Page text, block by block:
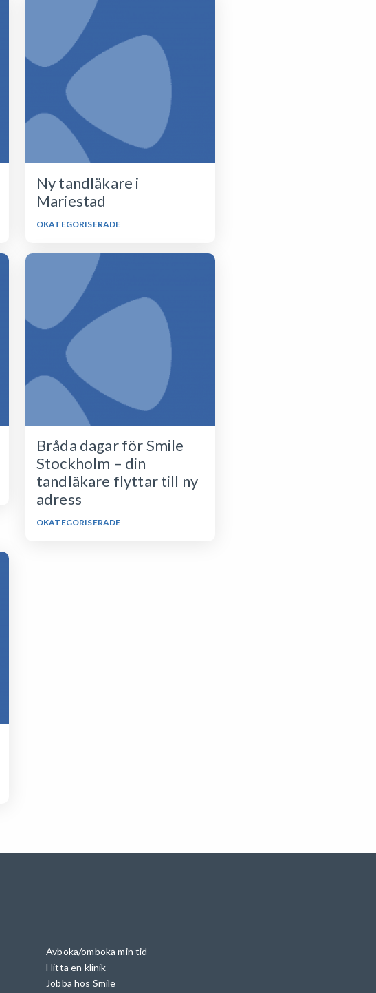
Ny tandläkare i
Mariestad
OKATEGORISERADE
Bråda dagar för Smile
Stockholm – din
tandläkare flyttar till ny
adress
OKATEGORISERADE
Avboka/omboka min tid
Hitta en klinik
Jobba hos Smile